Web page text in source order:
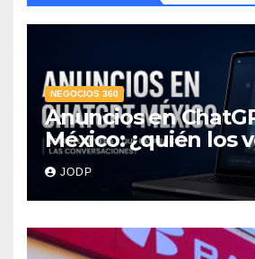
NEGOCIOS 360
Anuncios en
México: ¿quién los
pasará con las
conversaciones?
JODP